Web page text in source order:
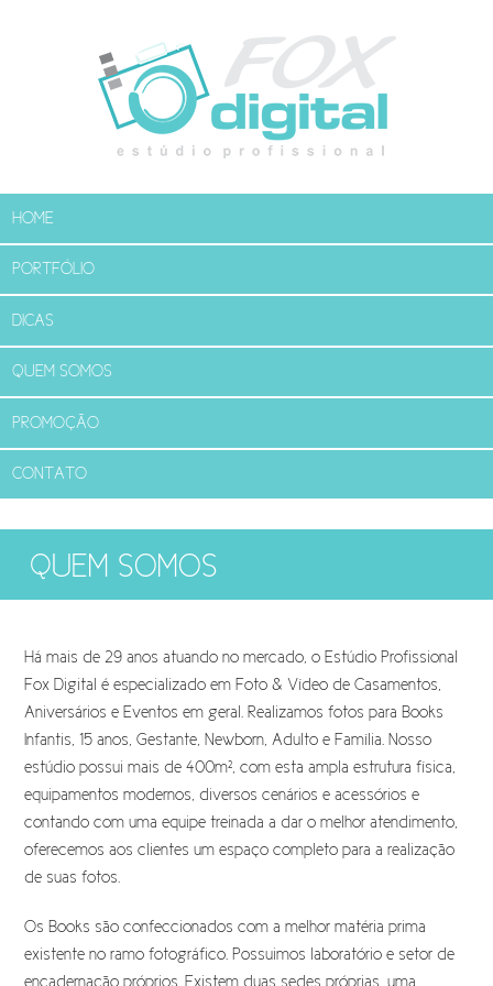
HOME
PORTFÓLIO
DICAS
QUEM SOMOS
PROMOÇÃO
CONTATO
QUEM SOMOS
Há mais de 29 anos atuando no mercado, o Estúdio Profissional
Fox Digital é especializado em Foto & Vídeo de Casamentos,
Aniversários e Eventos em geral. Realizamos fotos para Books
Infantis, 15 anos, Gestante, Newborn, Adulto e Família. Nosso
estúdio possui mais de 400m², com esta ampla estrutura física,
equipamentos modernos, diversos cenários e acessórios e
contando com uma equipe treinada a dar o melhor atendimento,
oferecemos aos clientes um espaço completo para a realização
de suas fotos.
Os Books são confeccionados com a melhor matéria prima
existente no ramo fotográfico. Possuimos laboratório e setor de
encadernação próprios. Existem duas sedes próprias, uma